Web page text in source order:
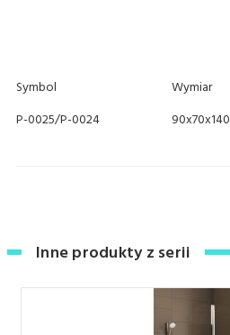
Symbol Wymiar
P-0025/P-0024
90x70x140
Inne produkty z serii